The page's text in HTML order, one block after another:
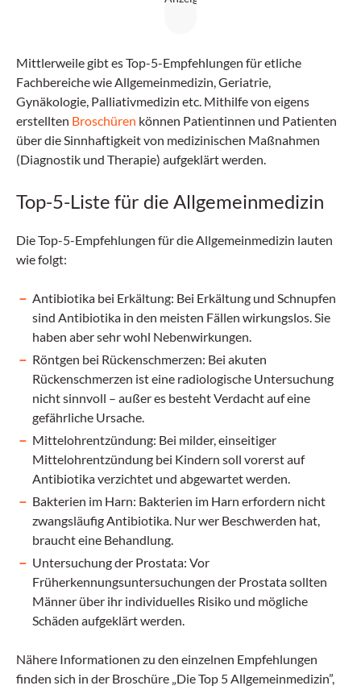
Mittlerweile gibt es Top-5-Empfehlungen für etliche
Fachbereiche wie Allgemeinmedizin, Geriatrie,
Gynäkologie, Palliativmedizin etc. Mithilfe von eigens
erstellten Broschüren können Patientinnen und Patienten
über die Sinnhaftigkeit von medizinischen Maßnahmen
(Diagnostik und Therapie) aufgeklärt werden.
Top-5-Liste für die Allgemeinmedizin
Die Top-5-Empfehlungen für die Allgemeinmedizin lauten
wie folgt:
Antibiotika bei Erkältung: Bei Erkältung und Schnupfen
sind Antibiotika in den meisten Fällen wirkungslos. Sie
haben aber sehr wohl Nebenwirkungen.
Röntgen bei Rückenschmerzen: Bei akuten
Rückenschmerzen ist eine radiologische Untersuchung
nicht sinnvoll – außer es besteht Verdacht auf eine
gefährliche Ursache.
Mittelohrentzündung: Bei milder, einseitiger
Mittelohrentzündung bei Kindern soll vorerst auf
Antibiotika verzichtet und abgewartet werden.
Bakterien im Harn: Bakterien im Harn erfordern nicht
zwangsläufig Antibiotika. Nur wer Beschwerden hat,
braucht eine Behandlung.
Untersuchung der Prostata: Vor
Früherkennungsuntersuchungen der Prostata sollten
Männer über ihr individuelles Risiko und mögliche
Schäden aufgeklärt werden.
Nähere Informationen zu den einzelnen Empfehlungen
finden sich in der Broschüre „Die Top 5 Allgemeinmedizin”,